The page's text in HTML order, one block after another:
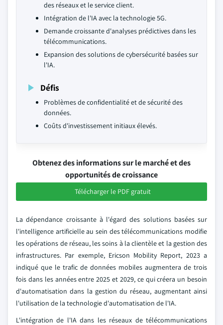
des réseaux et le service client.
Intégration de l'IA avec la technologie 5G.
Demande croissante d'analyses prédictives dans les
télécommunications.
Expansion des solutions de cybersécurité basées sur
l'IA.
Défis
Problèmes de confidentialité et de sécurité des
données.
Coûts d'investissement initiaux élevés.
Obtenez des informations sur le marché et des
opportunités de croissance
Télécharger le PDF gratuit
La dépendance croissante à l'égard des solutions basées sur
l'intelligence artificielle au sein des télécommunications modifie
les opérations de réseau, les soins à la clientèle et la gestion des
infrastructures. Par exemple, Ericson Mobility Report, 2023 a
indiqué que le trafic de données mobiles augmentera de trois
fois dans les années entre 2025 et 2029, ce qui créera un besoin
d'automatisation dans la gestion du réseau, augmentant ainsi
l'utilisation de la technologie d'automatisation de l'IA.
L'intégration de l'IA dans les réseaux de télécommunications